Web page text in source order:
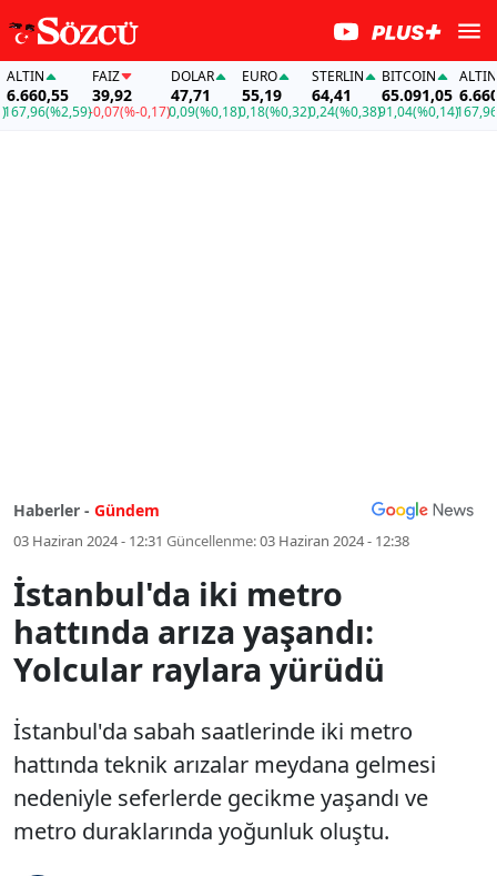
(%2,59)
FAİZ
39,92
-0,07(%-0,17)
DOLAR
47,71
0,09(%0,18)
EURO
55,19
0,18(%0,32)
STERLIN
64,41
0,24(%0,38)
BITCOIN
65.091,05
91,04(%0,14)
ALTIN
6.660,55
167,96
Haberler - Gündem
03 Haziran 2024 - 12:31 Güncellenme:03 Haziran 2024 - 12:38
İstanbul'da iki metro
hattında arıza yaşandı:
Yolcular raylara yürüdü
İstanbul'da sabah saatlerinde iki metro
hattında teknik arızalar meydana gelmesi
nedeniyle seferlerde gecikme yaşandı ve
metro duraklarında yoğunluk oluştu.